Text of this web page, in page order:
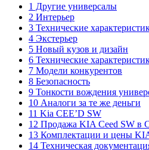
1 Другие универсалы
2 Интерьер
3 Технические
4 Экстерьер
5 Новый кузов и дизайн
6 Технические
7 Модели конкурентов
8 Безопасность
9 Тонкости вождения
10 Аналоги за те же деньги
11 Kia CEE’D SW
12 Продажа KIA Ceed SW в
13 Комплектации и цены
14 Техническая